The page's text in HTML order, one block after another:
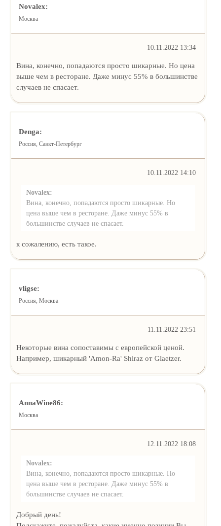
Novalex:
Москва
10.11.2022 13:34
Вина, конечно, попадаются просто шикарные. Но цена
выше чем в ресторане. Даже минус 55% в большинстве
случаев не спасает.
Denga:
Россия, Санкт-Петербург
10.11.2022 14:10
Novalex:
Вина, конечно, попадаются просто шикарные. Но
цена выше чем в ресторане. Даже минус 55% в
большинстве случаев не спасает.
к сожалению, есть такое.
vligse:
Россия, Москва
11.11.2022 23:51
Некоторые вина сопоставимы с европейской ценой.
Например, шикарный 'Amon-Ra' Shiraz от Glaetzer.
AnnaWine86:
Москва
12.11.2022 18:08
Novalex:
Вина, конечно, попадаются просто шикарные. Но
цена выше чем в ресторане. Даже минус 55% в
большинстве случаев не спасает.
Добрый день!